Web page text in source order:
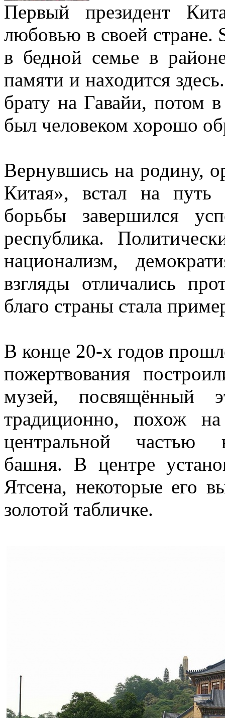
Первый президент
любовью в своей стране.
в бедной семье в
памяти и находится
брату на Гавайи, потом
был человеком хорошо
Вернувшись на родину,
Китая», встал на путь
борьбы завершился
республика.
национализм,
взгляды отличались
благо страны стала
В конце 20-х годов
пожертвования
музей, посвящённый
традиционно, похож
центральной частью
башня. В центре
Ятсена, некоторые его
золотой табличке.